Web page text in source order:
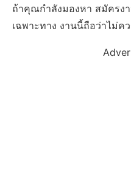
ถ้าคุณกำลังมองหา สมัครง
เฉพาะทาง งานนี้ถือว่าไม่ค